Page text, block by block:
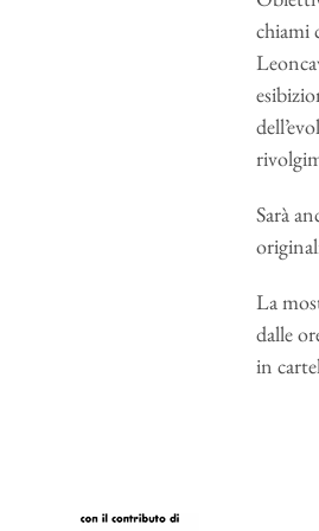
chiami
Sarà
La
dalle
in